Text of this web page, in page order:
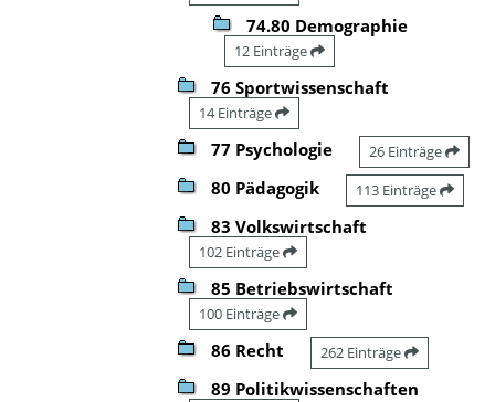
74.80 Demographie
12 Einträge
76 Sportwissenschaft
14 Einträge
77 Psychologie 26 Einträge
80 Pädagogik 113 Einträge
83 Volkswirtschaft
102 Einträge
85 Betriebswirtschaft
100 Einträge
86 Recht 262 Einträge
89 Politikwissenschaften